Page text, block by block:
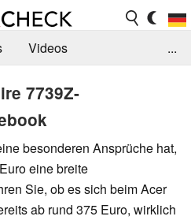
Videos
Suche
...
7739Z-
besonderen Ansprüche hat,
eine breite
Sie, ob es sich beim Acer
ab rund 375 Euro, wirklich